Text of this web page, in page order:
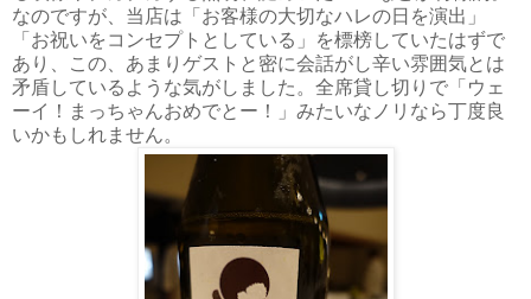
なのですが、当店は「お客様の大切なハレの日を演出」
「お祝いをコンセプトとしている」を標榜していたはずで
あり、この、あまりゲストと密に会話がし辛い雰囲気とは
矛盾しているような気がしました。全席貸し切りで「ウェ
ーイ！まっちゃんおめでとー！」みたいなノリなら丁度良
いかもしれません。